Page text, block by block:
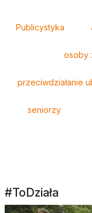
Publicystyka
osoby
przeciwdziałanie
seniorzy
#ToDziała